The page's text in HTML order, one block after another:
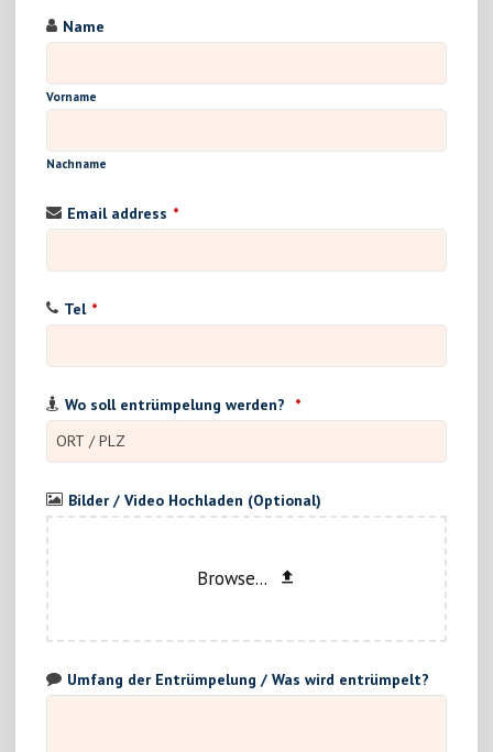
Name
Vorname
Nachname
Email address *
Tel *
Wo soll entrümpelung werden? *
Bilder / Video Hochladen (Optional)
Browse...
Umfang der Entrümpelung / Was wird entrümpelt?